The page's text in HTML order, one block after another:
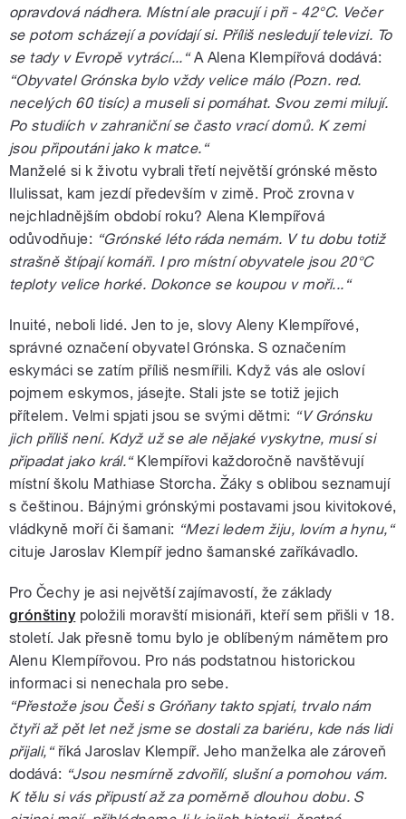
opravdová nádhera. Místní ale pracují i při - 42°C. Večer
se potom scházejí a povídají si. Příliš nesledují televizi. To
se tady v Evropě vytrácí...“A Alena Klempířová dodává:
“Obyvatel Grónska bylo vždy velice málo (Pozn. red.
necelých 60 tisíc) a museli si pomáhat. Svou zemi milují.
Po studiích v zahraniční se často vrací domů. K zemi
jsou připoutáni jako k matce.“
Manželé si k životu vybrali třetí největší grónské město
Ilulissat, kam jezdí především v zimě. Proč zrovna v
nejchladnějším období roku? Alena Klempířová
odůvodňuje: “Grónské léto ráda nemám. V tu dobu totiž
strašně štípají komáři. I pro místní obyvatele jsou 20°C
teploty velice horké. Dokonce se koupou v moři...“
Inuité, neboli lidé. Jen to je, slovy Aleny Klempířové,
správné označení obyvatel Grónska. S označením
eskymáci se zatím příliš nesmířili. Když vás ale osloví
pojmem eskymos, jásejte. Stali jste se totiž jejich
přítelem. Velmi spjati jsou se svými dětmi: “V Grónsku
jich příliš není. Když už se ale nějaké vyskytne, musí si
připadat jako král.“Klempířovi každoročně navštěvují
místní školu Mathiase Storcha. Žáky s oblibou seznamují
s češtinou. Bájnými grónskými postavami jsou kivitokové,
vládkyně moří či šamani: “Mezi ledem žiju, lovím a hynu,“
cituje Jaroslav Klempíř jedno šamanské zaříkávadlo.
Pro Čechy je asi největší zajímavostí, že základy
grónštiny položili moravští misionáři, kteří sem přišli v 18.
století. Jak přesně tomu bylo je oblíbeným námětem pro
Alenu Klempířovou. Pro nás podstatnou historickou
informaci si nenechala pro sebe.
“Přestože jsou Češi s Gróňany takto spjati, trvalo nám
čtyři až pět let než jsme se dostali za bariéru, kde nás lidi
přijali,“ říká Jaroslav Klempíř. Jeho manželka ale zároveň
dodává: “Jsou nesmírně zdvořilí, slušní a pomohou vám.
K tělu si vás připustí až za poměrně dlouhou dobu. S